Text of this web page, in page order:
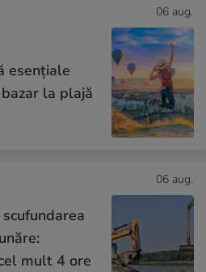
06 aug.
esențiale
la plajă
06 aug.
mult 4 ore